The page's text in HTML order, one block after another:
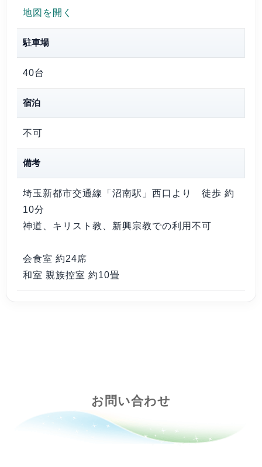
地図を開く
駐車場
40台
宿泊
不可
備考
埼玉新都市交通線「沼南駅」西口より 徒歩 約
10分
神道、キリスト教、新興宗教での利用不可
会食室 約24席
和室 親族控室 約10畳
お問い合わせ